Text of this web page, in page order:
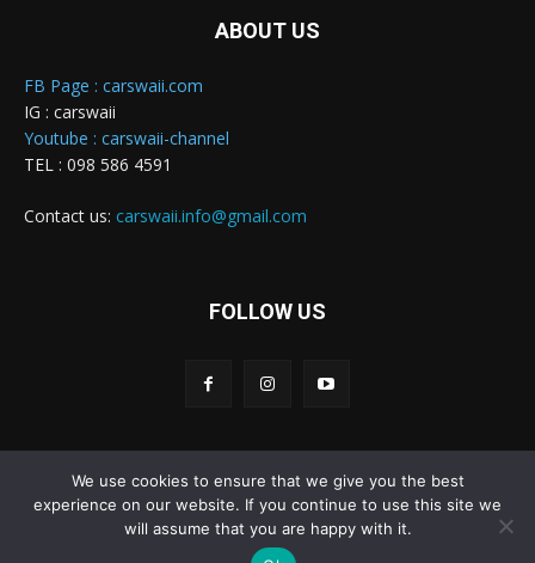
ABOUT US
FB Page : carswaii.com
IG : carswaii
Youtube : carswaii-channel
TEL : 098 586 4591
Contact us: carswaii.info@gmail.com
FOLLOW US
Carswaii © Copyright All right reserved
Review&Test
We use cookies to ensure that we give you the best
experience on our website. If you continue to use this site we
will assume that you are happy with it.